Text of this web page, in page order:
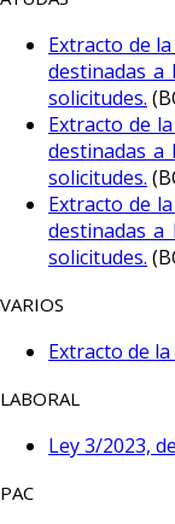
Extracto de
destinadas a
solicitudes.
Extracto de
destinadas a
solicitudes.
Extracto de
destinadas
solicitudes.
VARIOS
Extracto de
LABORAL
Ley 3/2023,
PAC